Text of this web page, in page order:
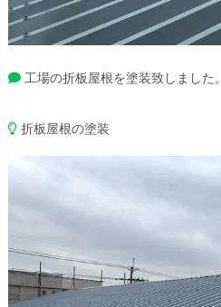
工場の折板屋根を塗装致しました。
折板屋根の塗装